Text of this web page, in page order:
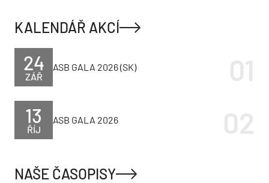
KALENDÁŘ AKCÍ
ZÁŘ
24 ASB GALA 2026 (SK)
ŘÍJ
13 ASB GALA 2026
NAŠE ČASOPISY